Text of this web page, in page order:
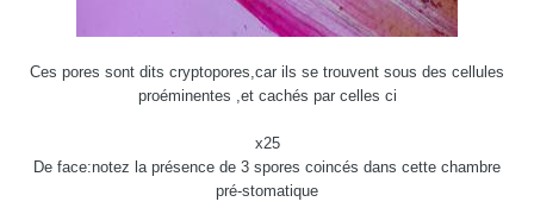
Ces pores sont dits cryptopores,car ils se trouvent sous des cellules
proéminentes ,et cachés par celles ci
x25
De face:notez la présence de 3 spores coincés dans cette chambre
pré-stomatique